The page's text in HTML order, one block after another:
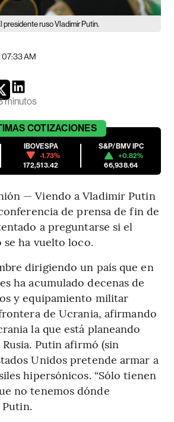
presidente ruso Vladimir Putin.
07:33 AM
minutos
COTIZACIONES
IBOVESPA
-1.73%
172,513.42
S&P/BMV IPC
+0.82%
66,938.64
— Viendo a Vladimir Putin
de prensa de fin de
a preguntarse si el
ha vuelto loco.
dirigiendo un país que en
ha acumulado decenas de
y equipamiento militar
de Ucrania, afirmando
la que está planeando
Putin afirmó (sin
Unidos pretende armar a
hipersónicos. “Sólo tienen
no tenemos dónde